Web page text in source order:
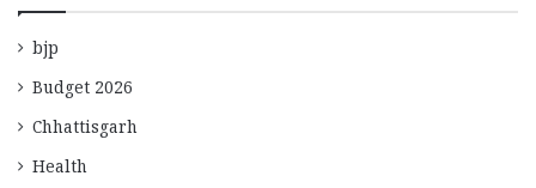
bjp
Budget 2026
Chhattisgarh
Health